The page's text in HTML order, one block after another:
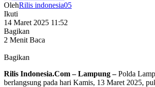
OlehRilis indonesia05
Ikuti
14 Maret 2025 11:52
Bagikan
2 Menit Baca
Bagikan
Rilis Indonesia.Com – Lampung –Polda
berlangsung pada hari Kamis, 13 Maret 2025,